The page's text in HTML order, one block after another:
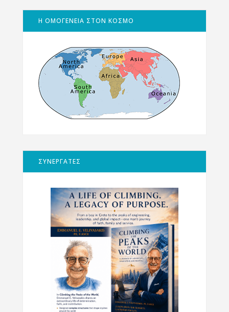
Η ΟΜΟΓΕΝΕΙΑ ΣΤΟΝ ΚΟΣΜΟ
ΣΥΝΕΡΓΑΤΕΣ